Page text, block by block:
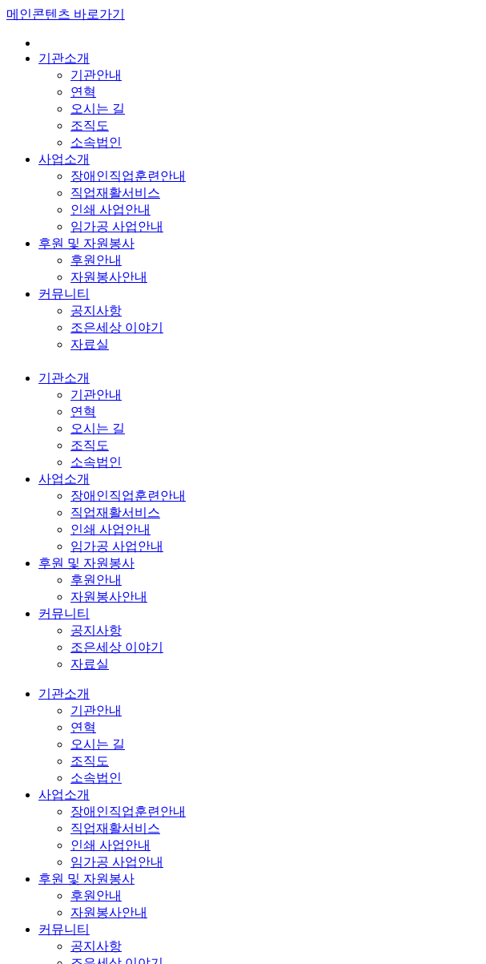
메인콘텐츠 바로가기
기관소개
기관안내
연혁
오시는 길
조직도
소속법인
사업소개
장애인직업훈련안내
직업재활서비스
인쇄 사업안내
임가공 사업안내
후원 및 자원봉사
후원안내
자원봉사안내
커뮤니티
공지사항
조은세상 이야기
자료실
기관소개
기관안내
연혁
오시는 길
조직도
소속법인
사업소개
장애인직업훈련안내
직업재활서비스
인쇄 사업안내
임가공 사업안내
후원 및 자원봉사
후원안내
자원봉사안내
커뮤니티
공지사항
조은세상 이야기
자료실
기관소개
기관안내
연혁
오시는 길
조직도
소속법인
사업소개
장애인직업훈련안내
직업재활서비스
인쇄 사업안내
임가공 사업안내
후원 및 자원봉사
후원안내
자원봉사안내
커뮤니티
공지사항